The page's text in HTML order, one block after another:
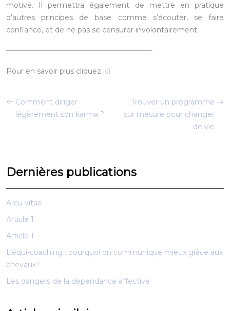
motivé. Il permettra également de mettre en pratique
d’autres principes de base comme s’écouter, se faire
confiance, et de ne pas se censurer involontairement.
————————————————————-
Pour en savoir plus cliquez ici
Comment diriger
légèrement son karma ?
Trouver un programme
sur mesure pour changer
de vie
Dernières publications
Arcu vitae
Article 1
Article 1
L’équi-coaching : pourquoi on communique mieux grâce aux
chevaux !
Les dangers de la dépendance affective